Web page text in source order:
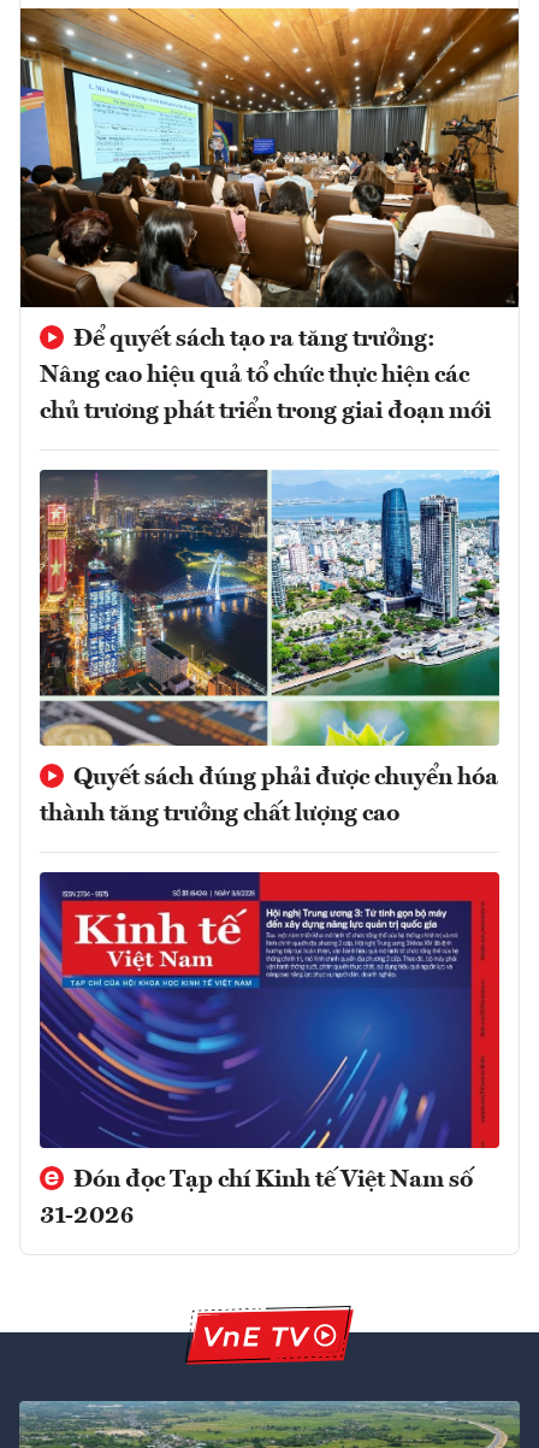
Để quyết sách tạo ra tăng trưởng:
Nâng cao hiệu quả tổ chức thực hiện các
chủ trương phát triển trong giai đoạn mới
Quyết sách đúng phải được chuyển hóa
thành tăng trưởng chất lượng cao
Đón đọc Tạp chí Kinh tế Việt Nam số
31-2026